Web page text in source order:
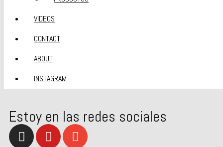
VIDEOS
CONTACT
ABOUT
INSTAGRAM
Estoy en las redes sociales